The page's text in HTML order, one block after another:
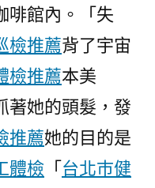
傳
醫
院
膳
10
天〉
啡館內。「失
檢推薦背了宇宙
檢推薦本美
著她的頭髮，發
推薦她的目的是
體檢 「台北巿健